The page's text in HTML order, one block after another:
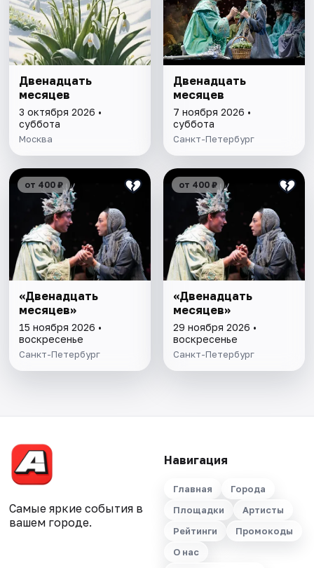
Двенадцать
месяцев
3 октября 2026 •
суббота
Москва
Двенадцать
месяцев
7 ноября 2026 •
суббота
Санкт-Петербург
от 400 ₽
«Двенадцать
месяцев»
15 ноября 2026 •
воскресенье
Санкт-Петербург
от 400 ₽
«Двенадцать
месяцев»
29 ноября 2026 •
воскресенье
Санкт-Петербург
Самые яркие события в
вашем городе.
Навигация
Главная
Города
Площадки
Артисты
Рейтинги
Промокоды
О нас